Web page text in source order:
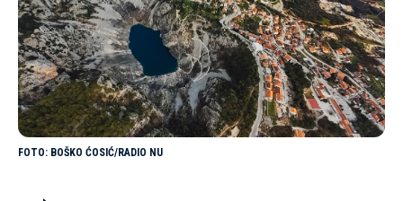
BOŠKO ĆOSIĆ/RADIO NU